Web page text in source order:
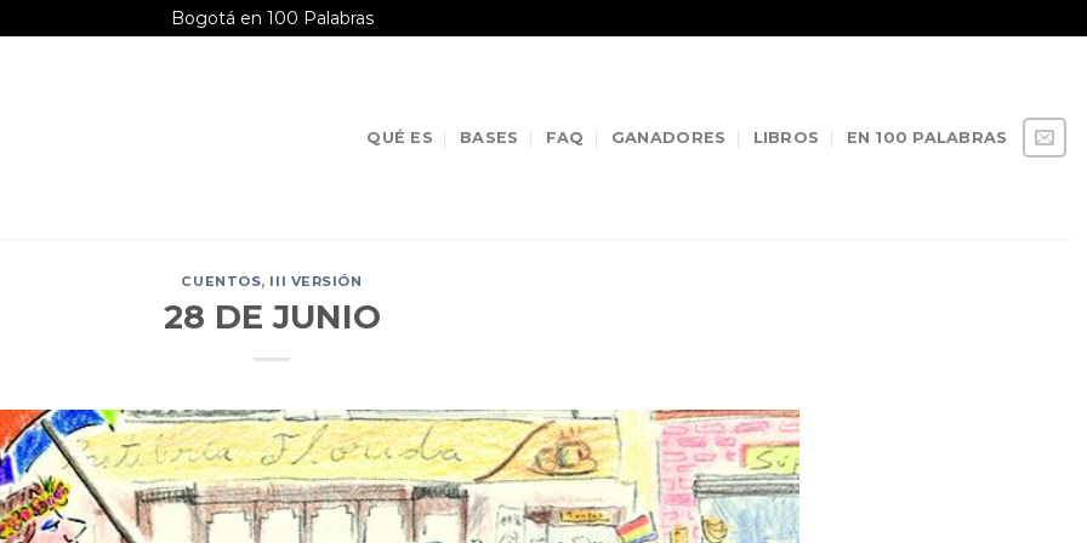
Bogotá en 100 Palabras
QUÉ ES BASES FAQ GANADORES LIBROS EN 100 PALABRAS
CUENTOS, III VERSIÓN
28 DE JUNIO